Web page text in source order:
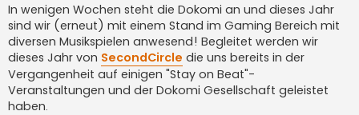
In wenigen Wochen steht die Dokomi an und dieses Jahr
sind wir (erneut) mit einem Stand im Gaming Bereich mit
diversen Musikspielen anwesend! Begleitet werden wir
dieses Jahr von SecondCircle die uns bereits in der
Vergangenheit auf einigen "Stay on Beat"-
Veranstaltungen und der Dokomi Gesellschaft geleistet
haben.